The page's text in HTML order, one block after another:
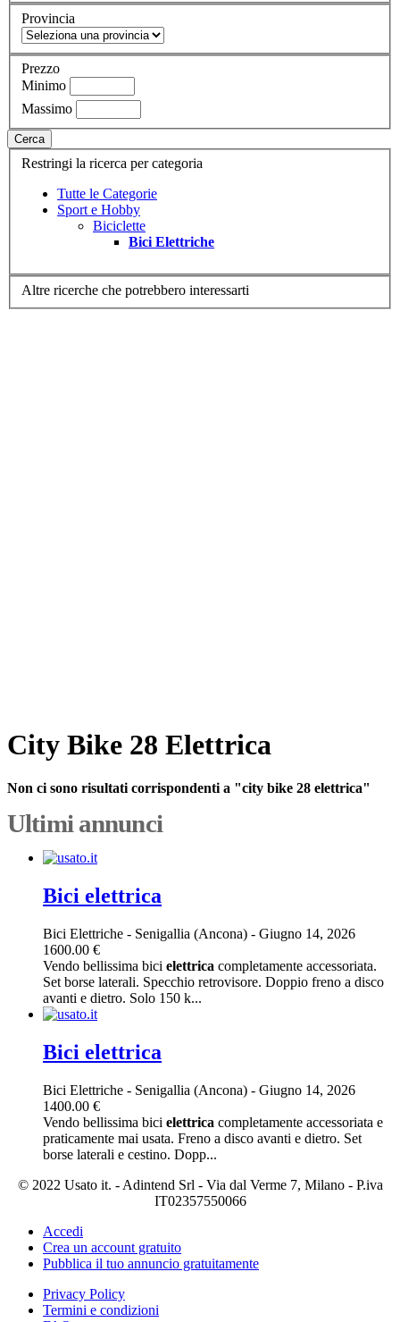
Provincia
Prezzo
Minimo
Massimo
Cerca
Restringi la ricerca per categoria
Tutte le Categorie
Sport e Hobby
Biciclette
Bici Elettriche
Altre ricerche che potrebbero interessarti
City Bike 28 Elettrica
Non ci sono risultati corrispondenti a "city bike 28 elettrica"
Ultimi annunci
Bici elettrica
Bici Elettriche - Senigallia (Ancona) - Giugno 14, 2026
1600.00 €
Vendo bellissima bici elettrica completamente accessoriata.
Set borse laterali. Specchio retrovisore. Doppio freno a disco
avanti e dietro. Solo 150 k...
Bici elettrica
Bici Elettriche - Senigallia (Ancona) - Giugno 14, 2026
1400.00 €
Vendo bellissima bici elettrica completamente accessoriata e
praticamente mai usata. Freno a disco avanti e dietro. Set
borse laterali e cestino. Dopp...
© 2022 Usato it. - Adintend Srl - Via dal Verme 7, Milano - P.iva
IT02357550066
Accedi
Crea un account gratuito
Pubblica il tuo annuncio gratuitamente
Privacy Policy
Termini e condizioni